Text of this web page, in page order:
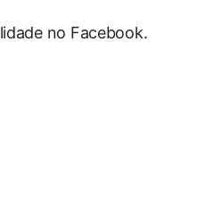
no Facebook.